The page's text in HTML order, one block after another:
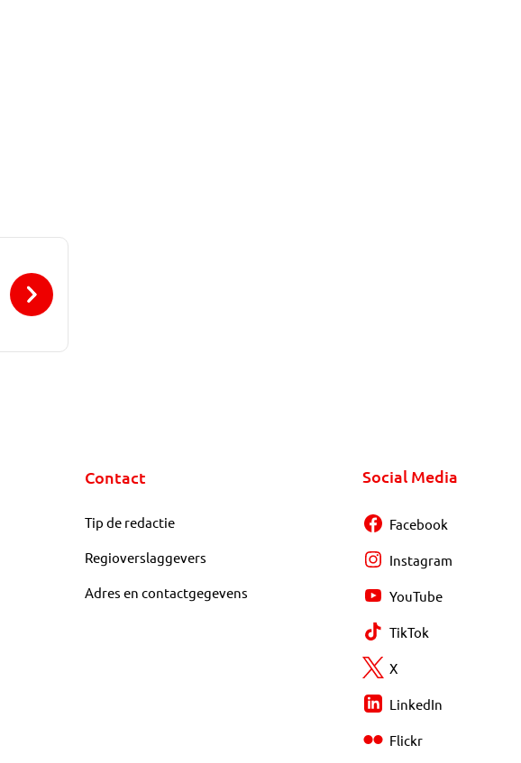
Contact
Tip de redactie
Regioverslaggevers
Adres en contactgegevens
Social Media
Facebook
Instagram
YouTube
TikTok
X
LinkedIn
Flickr